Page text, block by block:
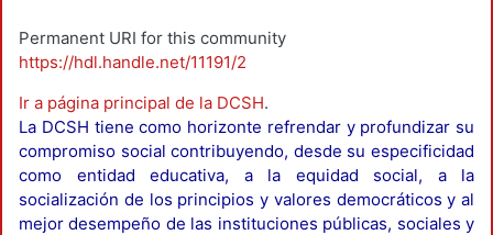
Permanent URI for this community
https://hdl.handle.net/11191/2
Ir a página principal de la DCSH.
La DCSH tiene como horizonte refrendar y profundizar su
compromiso social contribuyendo, desde su especificidad
como entidad educativa, a la equidad social, a la
socialización de los principios y valores democráticos y al
mejor desempeño de las instituciones públicas, sociales y